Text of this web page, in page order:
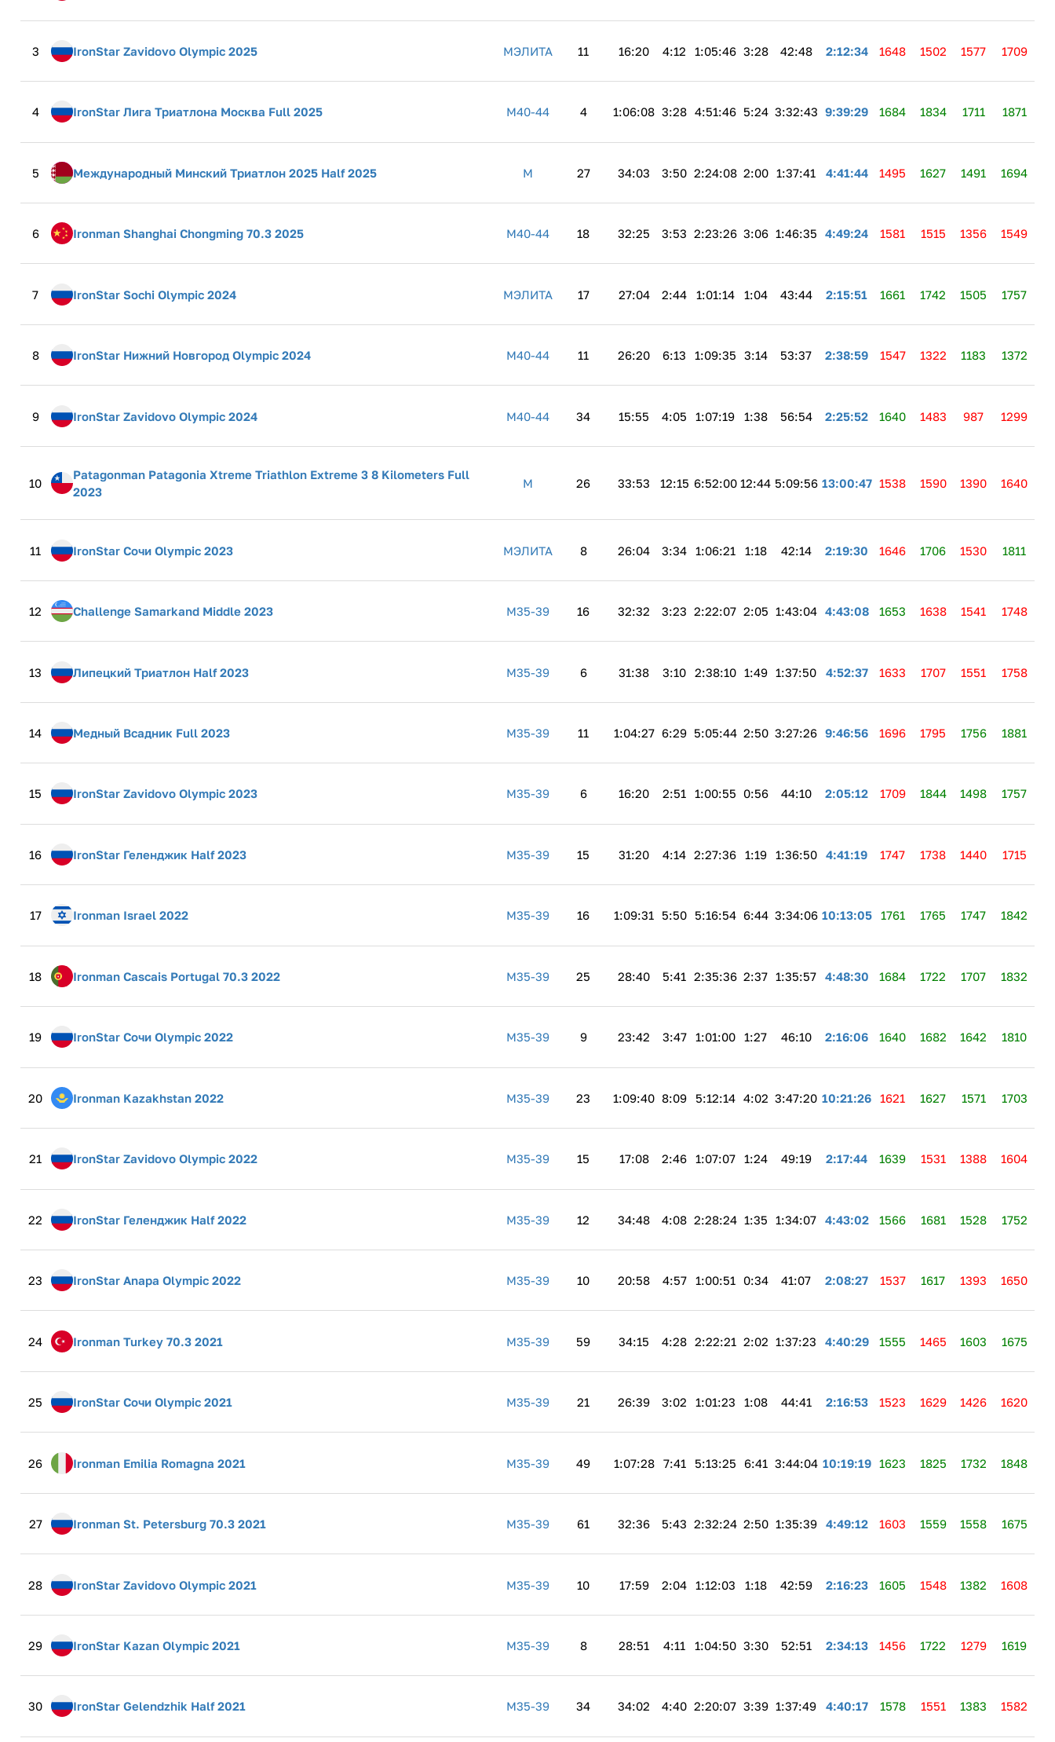
3 IronStar Zavidovo Olympic 2025 MЭЛИТА 11 16:20 4:12 1:05:46 3:28 42:48 2:12:34 1648 1502 1577 1709
4 IronStar Лига Триатлона Москва Full 2025 M40-44 4 1:06:08 3:28 4:51:46 5:24 3:32:43 9:39:29 1684 1834 1711 1871
5 Международный Минский Триатлон 2025 Half 2025 M 27 34:03 3:50 2:24:08 2:00 1:37:41 4:41:44 1495 1627 1491 1694
6 Ironman Shanghai Chongming 70.3 2025 M40-44 18 32:25 3:53 2:23:26 3:06 1:46:35 4:49:24 1581 1515 1356 1549
7 IronStar Sochi Olympic 2024 MЭЛИТА 17 27:04 2:44 1:01:14 1:04 43:44 2:15:51 1661 1742 1505 1757
8 IronStar Нижний Новгород Olympic 2024 M40-44 11 26:20 6:13 1:09:35 3:14 53:37 2:38:59 1547 1322 1183 1372
9 IronStar Zavidovo Olympic 2024 M40-44 34 15:55 4:05 1:07:19 1:38 56:54 2:25:52 1640 1483 987 1299
10
Patagonman Patagonia Xtreme Triathlon Extreme 3 8 Kilometers Full
2023
M 26 33:53 12:15 6:52:00 12:44 5:09:56 13:00:47 1538 1590 1390 1640
11 IronStar Сочи Olympic 2023 MЭЛИТА 8 26:04 3:34 1:06:21 1:18 42:14 2:19:30 1646 1706 1530 1811
12 Challenge Samarkand Middle 2023 M35-39 16 32:32 3:23 2:22:07 2:05 1:43:04 4:43:08 1653 1638 1541 1748
13 Липецкий Триатлон Half 2023 M35-39 6 31:38 3:10 2:38:10 1:49 1:37:50 4:52:37 1633 1707 1551 1758
14 Медный Всадник Full 2023 M35-39 11 1:04:27 6:29 5:05:44 2:50 3:27:26 9:46:56 1696 1795 1756 1881
15 IronStar Zavidovo Olympic 2023 M35-39 6 16:20 2:51 1:00:55 0:56 44:10 2:05:12 1709 1844 1498 1757
16 IronStar Геленджик Half 2023 M35-39 15 31:20 4:14 2:27:36 1:19 1:36:50 4:41:19 1747 1738 1440 1715
17 Ironman Israel 2022 M35-39 16 1:09:31 5:50 5:16:54 6:44 3:34:06 10:13:05 1761 1765 1747 1842
18 Ironman Cascais Portugal 70.3 2022 M35-39 25 28:40 5:41 2:35:36 2:37 1:35:57 4:48:30 1684 1722 1707 1832
19 IronStar Сочи Olympic 2022 M35-39 9 23:42 3:47 1:01:00 1:27 46:10 2:16:06 1640 1682 1642 1810
20 Ironman Kazakhstan 2022 M35-39 23 1:09:40 8:09 5:12:14 4:02 3:47:20 10:21:26 1621 1627 1571 1703
21 IronStar Zavidovo Olympic 2022 M35-39 15 17:08 2:46 1:07:07 1:24 49:19 2:17:44 1639 1531 1388 1604
22 IronStar Геленджик Half 2022 M35-39 12 34:48 4:08 2:28:24 1:35 1:34:07 4:43:02 1566 1681 1528 1752
23 IronStar Anapa Olympic 2022 M35-39 10 20:58 4:57 1:00:51 0:34 41:07 2:08:27 1537 1617 1393 1650
24 Ironman Turkey 70.3 2021 M35-39 59 34:15 4:28 2:22:21 2:02 1:37:23 4:40:29 1555 1465 1603 1675
25 IronStar Сочи Olympic 2021 M35-39 21 26:39 3:02 1:01:23 1:08 44:41 2:16:53 1523 1629 1426 1620
26 Ironman Emilia Romagna 2021 M35-39 49 1:07:28 7:41 5:13:25 6:41 3:44:04 10:19:19 1623 1825 1732 1848
27 Ironman St. Petersburg 70.3 2021 M35-39 61 32:36 5:43 2:32:24 2:50 1:35:39 4:49:12 1603 1559 1558 1675
28 IronStar Zavidovo Olympic 2021 M35-39 10 17:59 2:04 1:12:03 1:18 42:59 2:16:23 1605 1548 1382 1608
29 IronStar Kazan Olympic 2021 M35-39 8 28:51 4:11 1:04:50 3:30 52:51 2:34:13 1456 1722 1279 1619
30 IronStar Gelendzhik Half 2021 M35-39 34 34:02 4:40 2:20:07 3:39 1:37:49 4:40:17 1578 1551 1383 1582